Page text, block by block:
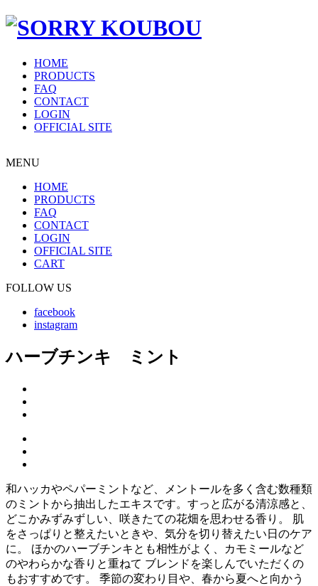
HOME
PRODUCTS
FAQ
CONTACT
LOGIN
OFFICIAL SITE
MENU
HOME
PRODUCTS
FAQ
CONTACT
LOGIN
OFFICIAL SITE
CART
FOLLOW US
facebook
instagram
ハーブチンキ ミント
和ハッカやペパーミントなど、メントールを多く含む数種類
のミントから抽出したエキスです。すっと広がる清涼感と、
どこかみずみずしい、咲きたての花畑を思わせる香り。 肌
をさっぱりと整えたいときや、気分を切り替えたい日のケア
に。 ほかのハーブチンキとも相性がよく、カモミールなど
のやわらかな香りと重ねて ブレンドを楽しんでいただくの
もおすすめです。 季節の変わり目や、春から夏へと向かう